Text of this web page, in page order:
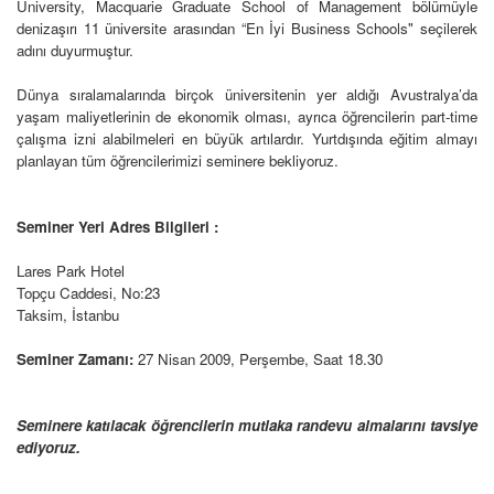
University, Macquarie Graduate School of Management bölümüyle
denizaşırı 11 üniversite arasından “En İyi Business Schools" seçilerek
adını duyurmuştur.
Dünya sıralamalarında birçok üniversitenin yer aldığı Avustralya’da
yaşam maliyetlerinin de ekonomik olması, ayrıca öğrencilerin part-time
çalışma izni alabilmeleri en büyük artılardır. Yurtdışında eğitim almayı
planlayan tüm öğrencilerimizi seminere bekliyoruz.
Seminer Yeri Adres Bilgileri :
Lares Park Hotel
Topçu Caddesi, No:23
Taksim, İstanbu
Seminer Zamanı: 27 Nisan 2009, Perşembe, Saat 18.30
Seminere katılacak öğrencilerin mutlaka randevu almalarını tavsiye
ediyoruz.